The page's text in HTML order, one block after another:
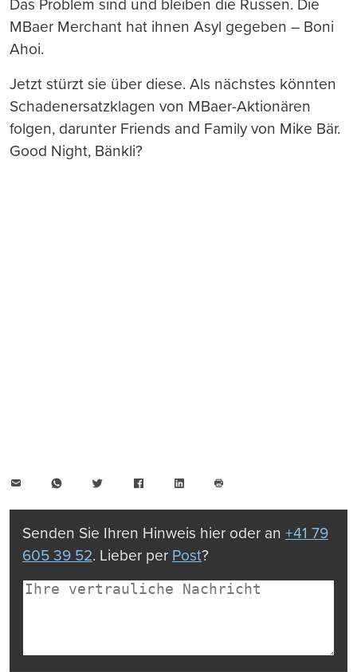
Das Problem sind und bleiben die Russen. Die
MBaer Merchant hat ihnen Asyl gegeben – Boni
Ahoi.
Jetzt stürzt sie über diese. Als nächstes könnten
Schadenersatzklagen von MBaer-Aktionären
folgen, darunter Friends and Family von Mike Bär.
Good Night, Bänkli?
WhatsAppTwitter FacebookLinkedIn
drucken
Senden Sie Ihren Hinweis hier oder an +41 79
605 39 52. Lieber per Post?